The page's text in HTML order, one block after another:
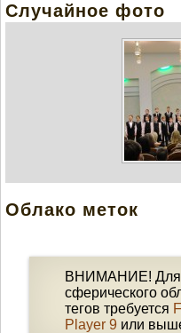
Случайное фото
Облако меток
ВНИМАНИЕ! Для
сферического
тегов требуется
Player 9 или